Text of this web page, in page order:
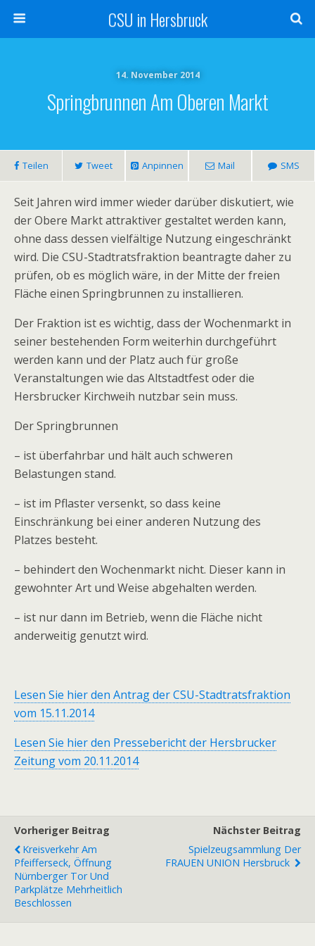
CSU in Hersbruck
14. November 2014
Springbrunnen Am Oberen Markt
Teilen Tweet Anpinnen Mail SMS
Seit Jahren wird immer wieder darüber diskutiert, wie
der Obere Markt attraktiver gestaltet werden kann,
ohne dass dessen vielfältige Nutzung eingeschränkt
wird. Die CSU-Stadtratsfraktion beantragte daher zu
prüfen, ob es möglich wäre, in der Mitte der freien
Fläche einen Springbrunnen zu installieren.
Der Fraktion ist es wichtig, dass der Wochenmarkt in
seiner bestehenden Form weiterhin durchgeführt
werden kann und der Platz auch für große
Veranstaltungen wie das Altstadtfest oder die
Hersbrucker Kirchweih nutzbar sein muss.
Der Springbrunnen
– ist überfahrbar und hält auch schweren
Belastungen stand.
– ist im Pflaster versenkt, so dass keine
Einschränkung bei einer anderen Nutzung des
Platzes besteht.
– behindert den Wochenmarkt nicht. Dieser kann in
gewohnter Art und Weise abgehalten werden.
– ist nur dann im Betrieb, wenn die Fläche nicht
anderweitig genutzt wird.
Lesen Sie hier den Antrag der CSU-Stadtratsfraktion
vom 15.11.2014
Lesen Sie hier den Pressebericht der Hersbrucker
Zeitung vom 20.11.2014
Vorheriger Beitrag
Kreisverkehr Am
Pfeifferseck, Öffnung
Nürnberger Tor Und
Parkplätze Mehrheitlich
Beschlossen
Nächster Beitrag
Spielzeugsammlung Der
FRAUEN UNION Hersbruck